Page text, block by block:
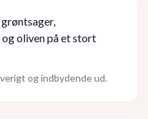
oliven på et stort
og indbydende ud.